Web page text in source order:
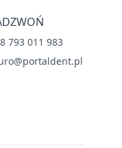
793 011 983